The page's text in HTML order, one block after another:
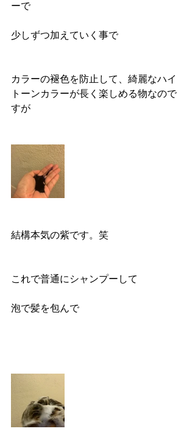
ーで
少しずつ加えていく事で
カラーの褪色を防止して、綺麗なハイ
トーンカラーが長く楽しめる物なので
すが
結構本気の紫です。笑
これで普通にシャンプーして
泡で髪を包んで